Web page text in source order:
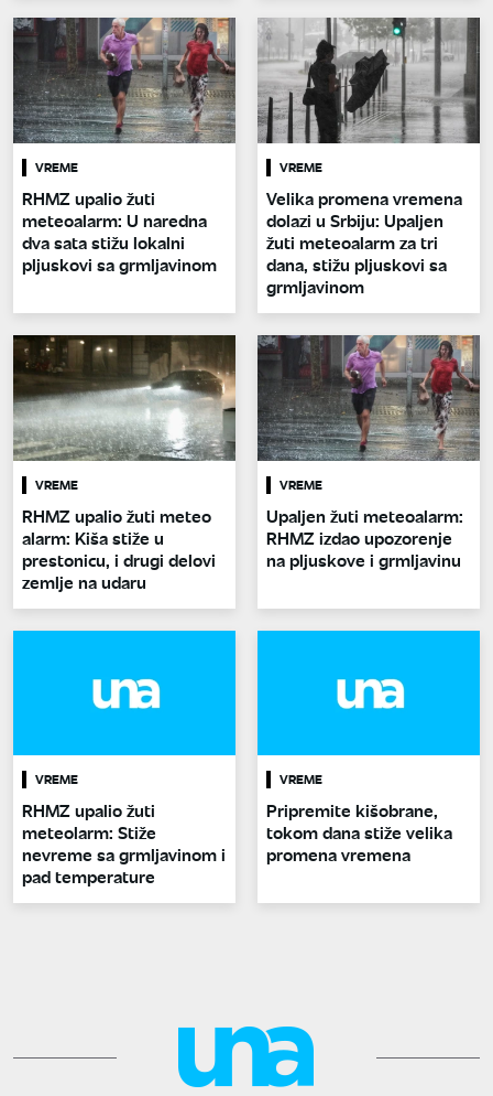
VREME
RHMZ upalio žuti
meteoalarm: U naredna
dva sata stižu lokalni
pljuskovi sa grmljavinom
VREME
Velika promena vremena
dolazi u Srbiju: Upaljen
žuti meteoalarm za tri
dana, stižu pljuskovi sa
grmljavinom
VREME
RHMZ upalio žuti meteo
alarm: Kiša stiže u
prestonicu, i drugi delovi
zemlje na udaru
VREME
Upaljen žuti meteoalarm:
RHMZ izdao upozorenje
na pljuskove i grmljavinu
VREME
RHMZ upalio žuti
meteolarm: Stiže
nevreme sa grmljavinom i
pad temperature
VREME
Pripremite kišobrane,
tokom dana stiže velika
promena vremena